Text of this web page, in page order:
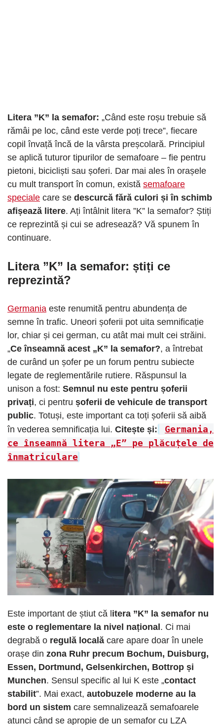
Litera ”K” la semafor: „Când este roșu trebuie să
rămâi pe loc, când este verde poți trece”, fiecare
copil învață încă de la vârsta preșcolară. Principiul
se aplică tuturor tipurilor de semafoare – fie pentru
pietoni, bicicliști sau șoferi. Dar mai ales în orașele
cu mult transport în comun, există semafoare
speciale care se descurcă fără culori și în schimb
afișează litere. Ați întâlnit litera ”K” la semafor? Știți
ce reprezintă și cui se adresează? Vă spunem în
continuare.
Litera ”K” la semafor: știți ce
reprezintă?
Germania este renumită pentru abundența de
semne în trafic. Uneori șoferii pot uita semnificație
lor, chiar și cei german, cu atât mai mult cei străini.
„Ce înseamnă acest „K” la semafor?, a întrebat
de curând un șofer pe un forum pentru subiecte
legate de reglementările rutiere. Răspunsul la
unison a fost: Semnul nu este pentru șoferii
privați, ci pentru șoferii de vehicule de transport
public. Totuși, este important ca toți șoferii să aibă
în vederea semnificația lui. Citește și:
Germania,
ce înseamnă litera „E” pe plăcuțele de
înmatriculare
Este important de știut că litera ”K” la semafor nu
este o reglementare la nivel național. Ci mai
degrabă o regulă locală care apare doar în unele
orașe din zona Ruhr precum Bochum, Duisburg,
Essen, Dortmund, Gelsenkirchen, Bottrop și
Munchen. Sensul specific al lui K este „contact
stabilit”. Mai exact, autobuzele moderne au la
bord un sistem care semnalizează semafoarele
atunci când se apropie de un semafor cu LZA